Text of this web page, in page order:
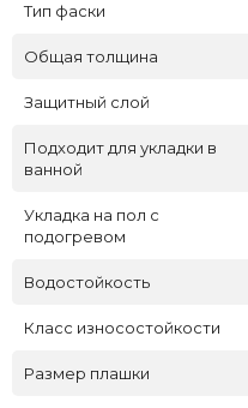
Тип фаски
Общая толщина
Защитный слой
Подходит для укладки в
ванной
Укладка на пол c
подогревом
Водостойкость
Класс износостойкости
Размер плашки